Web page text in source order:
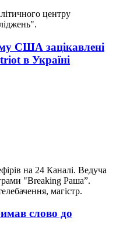
центру
США зацікавлені
в Україні
на 24 Каналі. Ведуча
"Breaking Раша”.
магістр.
слово до